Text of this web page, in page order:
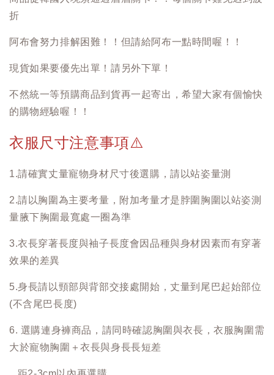
折
阿布會努力排解困難！！但請給阿布一點時間喔！！
現貨如果要優先出單！請另外下單！
不然統一等預購商品到貨再一起寄出，希望大家有個愉快
的購物經驗喔！！
衣服尺寸注意事項⚠️
1.請確實丈量寵物身材尺寸後選購，請以站姿量測
2.請以胸圍為主要考量，附加考量才是脖圍胸圍以站姿測
量腋下胸圍最寬處一圈為準
3.衣長穿著長度與袖子長度會因品種與身材因素而有穿著
效果的差異
5.身長請以頸部與背部交接處開始，丈量到尾巴起始部位
(不含尾巴長度)
6. 選購連身褲商品，請同時確認胸圍與衣長，衣服胸圍需
大於寵物胸圍＋衣長與身長長短差